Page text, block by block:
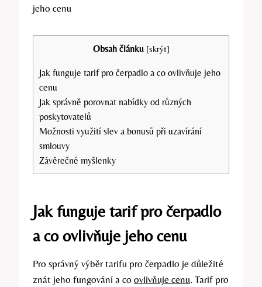
Obsah článku [skrýt]
Jak funguje tarif pro čerpadlo a co ovlivňuje jeho
cenu
Jak správně porovnat nabídky od různých
poskytovatelů
Možnosti využití slev a bonusů při uzavírání
smlouvy
Závěrečné myšlenky
Jak funguje tarif pro čerpadlo
a co ovlivňuje jeho cenu
Pro správný výběr tarifu pro čerpadlo je důležité
znát jeho fungování a co ovlivňuje cenu. Tarif pro